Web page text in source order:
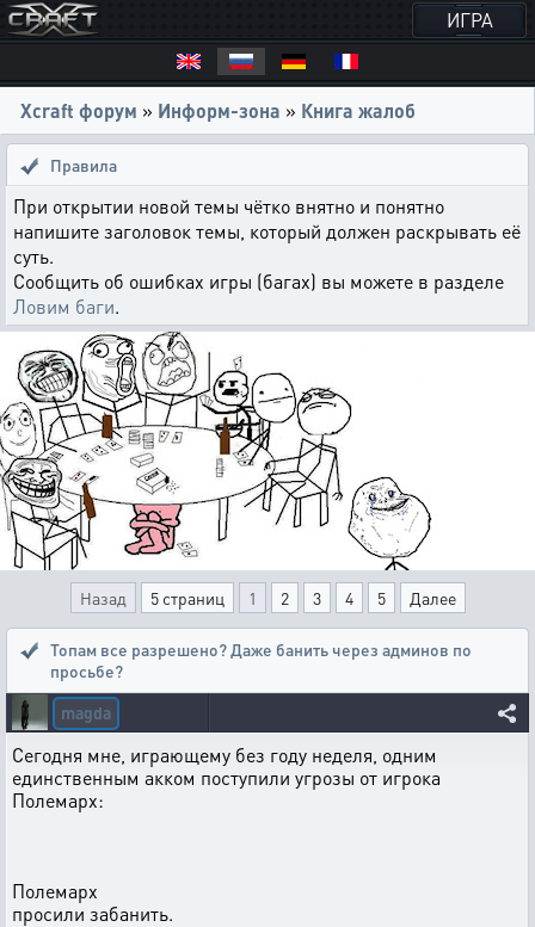
ИГРА
Xcraft форум » Информ-зона » Книга жалоб
Правила
При открытии новой темы чётко внятно и понятно
напишите заголовок темы, который должен раскрывать её
суть.
Сообщить об ошибках игры (багах) вы можете в разделе
Ловим баги.
Назад 5 страниц 1 2 3 4 5 Далее
Топам все разрешено? Даже банить через админов по
просьбе?
magda
Сегодня мне, играющему без году неделя, одним
единственным акком поступили угрозы от игрока
Полемарх:
Полемарх
просили забанить.